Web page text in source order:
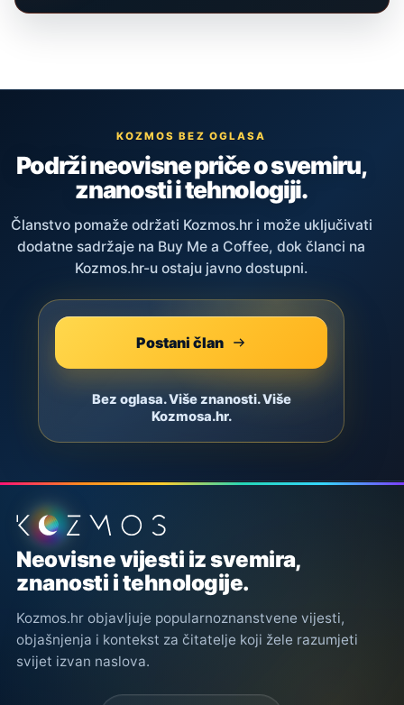
KOZMOS BEZ OGLASA
Podrži neovisne priče o svemiru,
znanosti i tehnologiji.
Članstvo pomaže održati Kozmos.hr i može uključivati
dodatne sadržaje na Buy Me a Coffee, dok članci na
Kozmos.hr-u ostaju javno dostupni.
Postani član
Bez oglasa. Više znanosti. Više
Kozmosa.hr.
Podnožje stranice
Neovisne vijesti iz svemira,
znanosti i tehnologije.
Kozmos.hr objavljuje popularnoznanstvene vijesti,
objašnjenja i kontekst za čitatelje koji žele razumjeti
svijet izvan naslova.